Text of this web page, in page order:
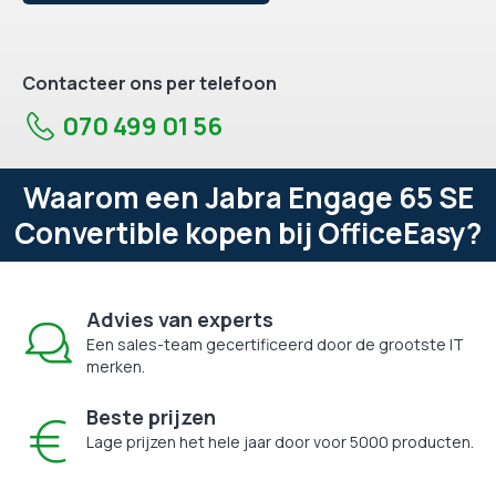
Contacteer ons per telefoon
070 499 01 56
Waarom een Jabra Engage 65 SE
Convertible kopen bij OfficeEasy?
Advies van experts
Een sales-team gecertificeerd door de grootste IT
merken.
Beste prijzen
Lage prijzen het hele jaar door voor 5000 producten.